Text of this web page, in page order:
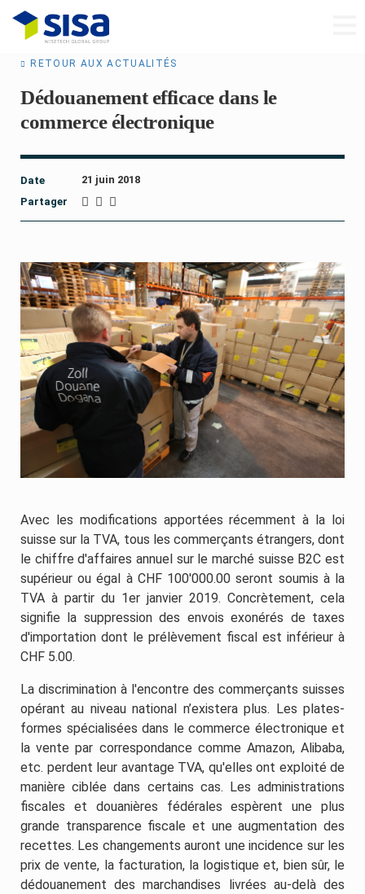
RETOUR AUX ACTUALITÉS
Dédouanement efficace dans le
commerce électronique
Date
21 juin 2018
Partager
Avec les modifications apportées récemment à la loi
suisse sur la TVA, tous les commerçants étrangers, dont
le chiffre d'affaires annuel sur le marché suisse B2C est
supérieur ou égal à CHF 100'000.00 seront soumis à la
TVA à partir du 1er janvier 2019. Concrètement, cela
signifie la suppression des envois exonérés de taxes
d'importation dont le prélèvement fiscal est inférieur à
CHF 5.00.
La discrimination à l'encontre des commerçants suisses
opérant au niveau national n’existera plus. Les plates-
formes spécialisées dans le commerce électronique et
la vente par correspondance comme Amazon, Alibaba,
etc. perdent leur avantage TVA, qu'elles ont exploité de
manière ciblée dans certains cas. Les administrations
fiscales et douanières fédérales espèrent une plus
grande transparence fiscale et une augmentation des
recettes. Les changements auront une incidence sur les
prix de vente, la facturation, la logistique et, bien sûr, le
dédouanement des marchandises livrées au-delà des